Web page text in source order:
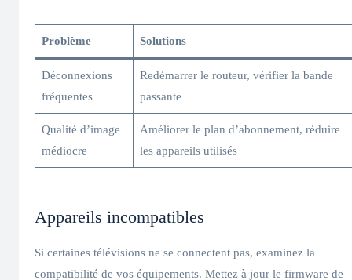
Problème Solutions
Déconnexions
fréquentes
Redémarrer le routeur, vérifier la bande
passante
Qualité d’image
médiocre
Améliorer le plan d’abonnement, réduire
les appareils utilisés
Appareils incompatibles
Si certaines télévisions ne se connectent pas, examinez la
compatibilité de vos équipements. Mettez à jour le firmware de